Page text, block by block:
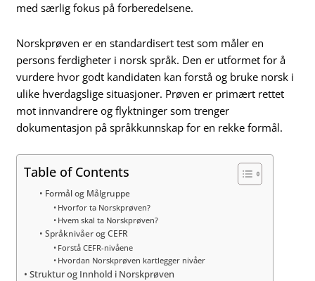
med særlig fokus på forberedelsene.
Norskprøven er en standardisert test som måler en
persons ferdigheter i norsk språk. Den er utformet for å
vurdere hvor godt kandidaten kan forstå og bruke norsk i
ulike hverdagslige situasjoner. Prøven er primært rettet
mot innvandrere og flyktninger som trenger
dokumentasjon på språkkunnskap for en rekke formål.
Table of Contents
Formål og Målgruppe
Hvorfor ta Norskprøven?
Hvem skal ta Norskprøven?
Språknivåer og CEFR
Forstå CEFR-nivåene
Hvordan Norskprøven kartlegger nivåer
Struktur og Innhold i Norskprøven